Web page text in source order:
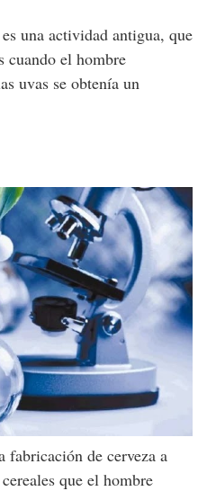
es una actividad antigua, que
cuando el hombre
uvas se obtenía un
fabricación de cerveza a
que el hombre